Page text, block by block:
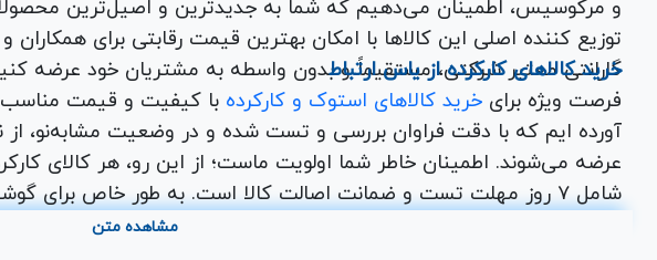
و مرکوسیس، اطمینان می‌دهیم که شما به جدیدترین و اصیل‌ترین
توزیع کننده اصلی این کالاها با امکان بهترین
گارانتی معتبر شرکتی، مستقیماً و بدون واسطه به مشتریان خود عرضه
خرید کالاهای کارکرده از یاس ارتباط
فرصت ویژه برایخرید کالاهای استوک و کارکرده با کیفیت و قیمت مناسب
آورده ایم که با دقت فراوان بررسی و تست شده و در وضعیت مشابه‌نو،
عرضه می‌شوند. اطمینان خاطر شما اولویت ماست؛ از این رو، هر کالای
اختصاصی یاس ارتباط برای شما در نظر گرفته شده است. شما می‌توانید
مشاهده متن